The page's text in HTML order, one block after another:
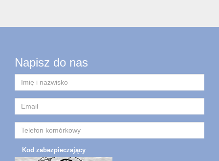
Napisz do nas
Kod zabezpieczający